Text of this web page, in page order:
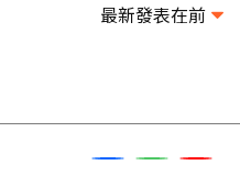
最新發表在前